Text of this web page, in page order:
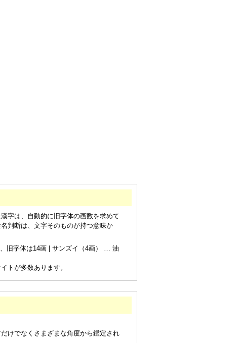
字は、自動的に旧字体の画数を求めて
判断は、文字そのものが持つ意味か
旧字体は14画 | サンズイ（4画） … 油
トが多数あります。
けでなくさまざまな角度から鑑定され